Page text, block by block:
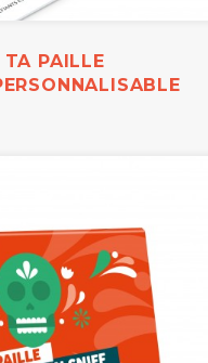
TA PAILLE